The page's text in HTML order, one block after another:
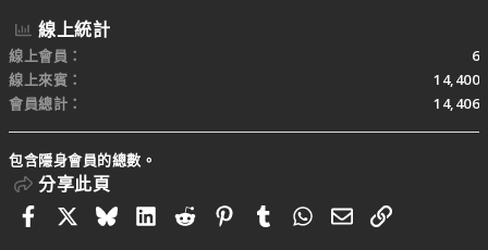
線上統計
線上會員
6
線上來賓
14,400
會員總計
14,406
包含隱身會員的總數。
分享此頁
FacebookBlueskyLinkedIn
RedditPinterestTumblrWhatsApp
電子郵件
連結